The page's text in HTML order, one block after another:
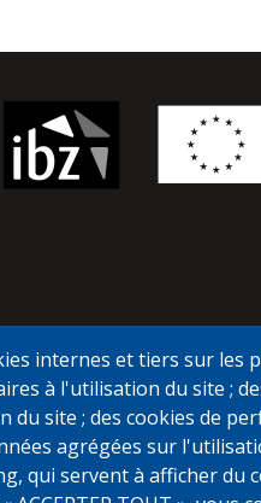
internes et tiers sur les
à l'utilisation du site ;
site ; des cookies de
agrégées sur
qui servent à afficher du